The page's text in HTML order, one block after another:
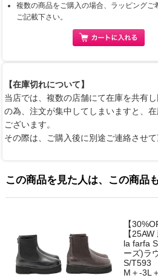
複数の商品をご購入の場合、ラッピングご
ご記載下さい。
【在庫切れについて】
当店では、複数の店舗にて在庫を共有
の為、注文が集中してしまいますと、
ございます。
その際は、ご購入後に別途ご連絡させて
この商品を見た人は、この商品
【
【25AW
la farfa
ーズ)ラ
S/T593
M＋-3L